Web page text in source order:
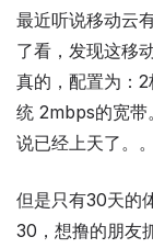
最近听说移动云
了看，发现这移
真的，配置为：
统 2mbps的宽带
说已经上天了。。
但是只有30天的
30，想撸的朋友